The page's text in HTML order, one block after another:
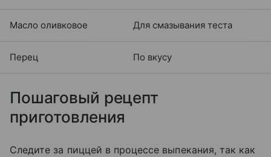
Масло оливковое Для смазывания теста
Перец По вкусу
Пошаговый рецепт
приготовления
Следите за пиццей в процессе выпекания, так как